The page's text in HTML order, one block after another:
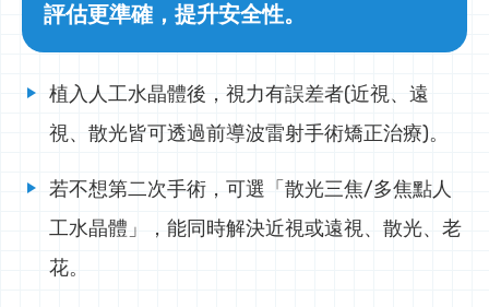
評估更準確，提升安全性。
植入人工水晶體後，視力有誤差者(近視、遠
視、散光皆可透過前導波雷射手術矯正治療)。
若不想第二次手術，可選「散光三焦/多焦點人
工水晶體」，能同時解決近視或遠視、散光、老
花。